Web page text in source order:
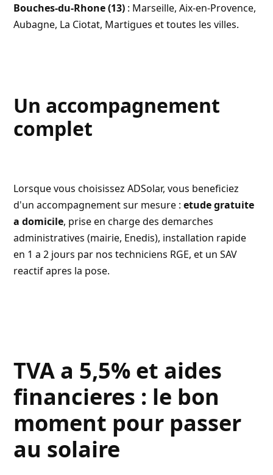
Bouches-du-Rhone (13) : Marseille, Aix-en-Provence,
Aubagne, La Ciotat, Martigues et toutes les villes.
Un accompagnement
complet
Lorsque vous choisissez ADSolar, vous beneficiez
d'un accompagnement sur mesure :etude gratuite
a domicile, prise en charge des demarches
administratives (mairie, Enedis), installation rapide
en 1 a 2 jours par nos techniciens RGE, et un SAV
reactif apres la pose.
TVA a 5,5% et aides
financieres : le bon
moment pour passer
au solaire